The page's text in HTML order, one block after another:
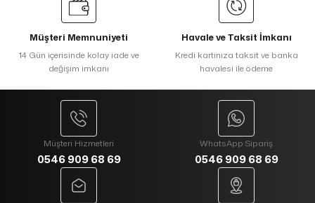
Müşteri Memnuniyeti
14 Gün içerisinde kolay iade ve
değişim imkanı
Havale ve Taksit İmkanı
Kredi kartınıza taksit ve banka
havalesi ile ödeme
Müşteri Hizmetleri
0546 909 68 69
WhatsApp Sipariş
0546 909 68 69